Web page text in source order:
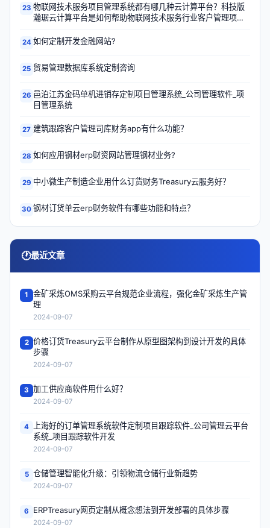
23 物联网技术服务项目管理系统都有哪几种云计算平台？科技版
瀚琚云计算平台是如何帮助物联网技术服务行业客户管理项目
24 如何定制开发金融网站?
25 贸易管理数据库系统定制咨询
26 邑泊江苏金码单机进销存定制项目管理系统_公司管理软件_项
目管理系统
27 建筑跟踪客户管理司库财务app有什么功能？
28 如何应用钢材erp财资网站管理钢材业务?
29 中小微生产制造企业用什么订货财务Treasury云服务好？
30 钢材订货单云erp财务软件有哪些功能和特点？
🕐最近文章
1
金矿采炼OMS采购云平台规范企业流程，强化金矿采炼生产管
理
2024-09-07
2 价格订货Treasury云平台制作从原型图架构到设计开发的具体
步骤
2024-09-07
3 加工供应商软件用什么好？
2024-09-07
4
上海好的订单管理系统软件定制项目跟踪软件_公司管理云平台
系统_项目跟踪软件开发
2024-09-07
5 仓储管理智能化升级：引领物流仓储行业新趋势
2024-09-07
6 ERPTreasury网页定制从概念想法到开发部署的具体步骤
2024-09-07